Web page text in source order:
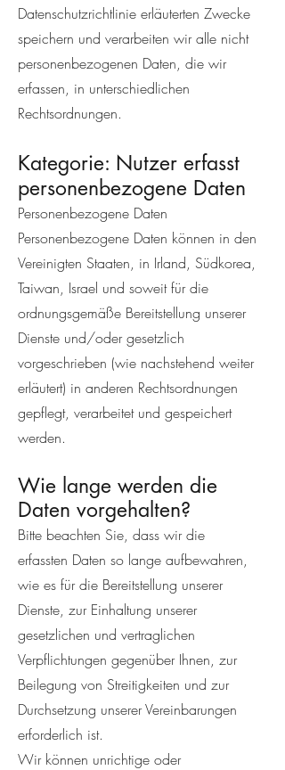
Datenschutzrichtlinie erläuterten Zwecke
speichern und verarbeiten wir alle nicht
personenbezogenen Daten, die wir
erfassen, in unterschiedlichen
Rechtsordnungen.
Kategorie: Nutzer erfasst
personenbezogene Daten
Personenbezogene Daten
Personenbezogene Daten können in den
Vereinigten Staaten, in Irland, Südkorea,
Taiwan, Israel und soweit für die
ordnungsgemäße Bereitstellung unserer
Dienste und/oder gesetzlich
vorgeschrieben (wie nachstehend weiter
erläutert) in anderen Rechtsordnungen
gepflegt, verarbeitet und gespeichert
werden.
Wie lange werden die
Daten vorgehalten?
Bitte beachten Sie, dass wir die
erfassten Daten so lange aufbewahren,
wie es für die Bereitstellung unserer
Dienste, zur Einhaltung unserer
gesetzlichen und vertraglichen
Verpflichtungen gegenüber Ihnen, zur
Beilegung von Streitigkeiten und zur
Durchsetzung unserer Vereinbarungen
erforderlich ist.
Wir können unrichtige oder